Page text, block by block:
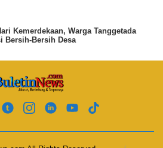
Kemerdekaan, Warga Tanggetada
Bersih-Bersih Desa